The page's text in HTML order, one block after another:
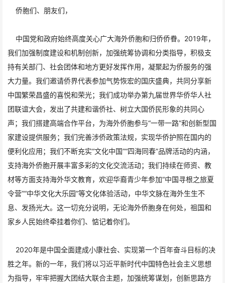
侨胞们、朋友们，
中国党和政府始终高度关心广大海外侨胞和归侨侨眷。2019年，
我们加强制度建设和机制创新，加强统筹协调和分类指导，积极支
持有关部门、社会团体和地方更好发挥作用，凝聚起为侨服务的强
大力量。我们邀请侨界代表参加气势恢宏的国庆盛典，共同分享新
中国繁荣昌盛的喜悦和荣光；我们成功举办第九届世界华侨华人社
团联谊大会，发出了共建和谐侨社、树立大国侨民形象的共同心
声；我们搭建高端合作平台，为海外侨胞参与“一带一路”和创新型国
家建设提供服务；我们完善涉侨政策法规，实现华侨护照在国内的
便利化应用；我们不断充实“文化中国”“四海同春”品牌活动的内涵，
支持海外侨胞开展丰富多彩的文化交流活动；我们持续在师资、教
材等方面支持海外华文教育，欢迎华裔青少年参加“中国寻根之旅夏
令营”“中华文化大乐园”等文化体验活动，中华文脉在海外生生不
息、发扬光大。这一切充分说明，无论海外侨胞身在何处，祖国和
家乡人民始终牵挂着你们、惦记着你们。
2020年是中国全面建成小康社会、实现第一个百年奋斗目标的决
胜之年。新的一年，我们将以习近平新时代中国特色社会主义思想
为指导，牢牢把握大团结大联合主题，加强统筹谋划，创新思路方